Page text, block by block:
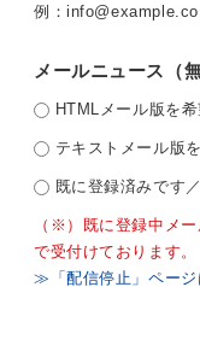
例：
メールニュース（無
HTMLメール版を
テキストメール版
既に登録済みです
（※）既に登録中メ
で受付けております。
≫「配信停止」ページ